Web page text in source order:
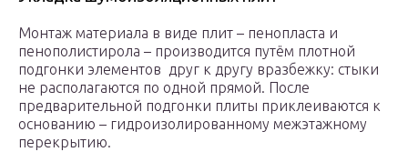
Монтаж материала в виде плит – пенопласта и
пенополистирола – производится путём плотной
подгонки элементов друг к другу вразбежку: стыки
не располагаются по одной прямой. После
предварительной подгонки плиты приклеиваются к
основанию – гидроизолированному межэтажному
перекрытию.